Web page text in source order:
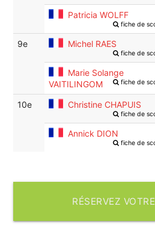
Patricia WOLFF
fiche de
9e Michel RAES
fiche de
Marie Solange
VAITILINGOM
fiche de
10e Christine CHAPUIS
fiche de
Annick DION
fiche de
RÉSERVEZ